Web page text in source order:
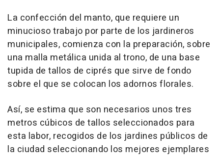
La confección del manto, que requiere un
minucioso trabajo por parte de los jardineros
municipales, comienza con la preparación, sobre
una malla metálica unida al trono, de una base
tupida de tallos de ciprés que sirve de fondo
sobre el que se colocan los adornos florales.
Así, se estima que son necesarios unos tres
metros cúbicos de tallos seleccionados para
esta labor, recogidos de los jardines públicos de
la ciudad seleccionando los mejores ejemplares